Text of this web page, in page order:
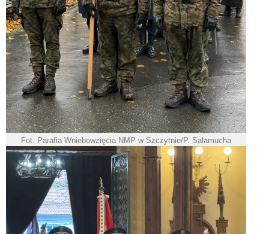
Fot. Parafia Wniebowzięcia NMP w Szczytnie/P. Salamucha